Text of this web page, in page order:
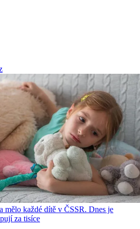
mělo každé dítě v ČSSR. Dnes je
za tisíce